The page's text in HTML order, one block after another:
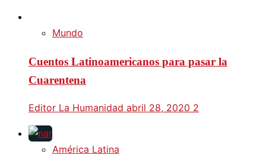
Mundo
Cuentos Latinoamericanos para pasar la
Cuarentena
Editor La Humanidad abril 28, 2020 2
América Latina